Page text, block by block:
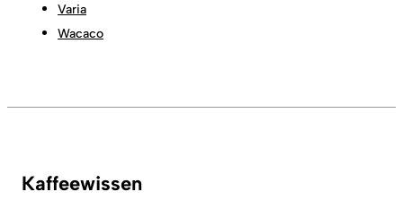
Varia
Wacaco
Kaffeewissen